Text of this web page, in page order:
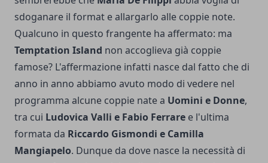
sdoganare il format e allargarlo alle coppie note.
Qualcuno in questo frangente ha affermato: ma
Temptation Island non accoglieva già coppie
famose? L'affermazione infatti nasce dal fatto che di
anno in anno abbiamo avuto modo di vedere nel
programma alcune coppie nate a Uomini e Donne,
tra cui Ludovica Valli e Fabio Ferrare e l'ultima
formata da Riccardo Gismondi e Camilla
Mangiapelo. Dunque da dove nasce la necessità di